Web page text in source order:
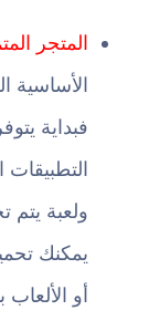
المتجر
الأساسية
فبداية
ولعبة
يمكنك
أو